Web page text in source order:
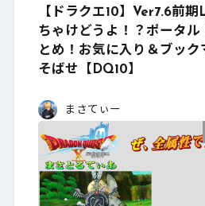
【ドラクエ10】Ver7.6前期
ちゃけどうよ！？ポータル
とめ！お気に入り＆ブック
そばせ【DQ10】
まさてぃー